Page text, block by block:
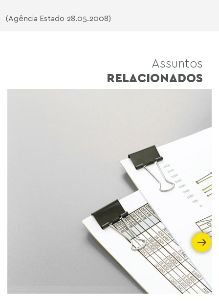
(Agência Estado 28.05.2008)
Assuntos
RELACIONADOS